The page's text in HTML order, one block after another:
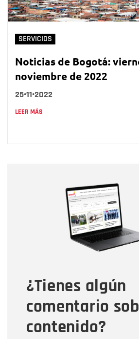
SERVICIOS
Noticias de Bogotá:
noviembre de 2022
25•11•2022
LEER MÁS
¿Tienes algún
comentario
contenido?
Correo electrónico
Tipo de comentario
Mensaje